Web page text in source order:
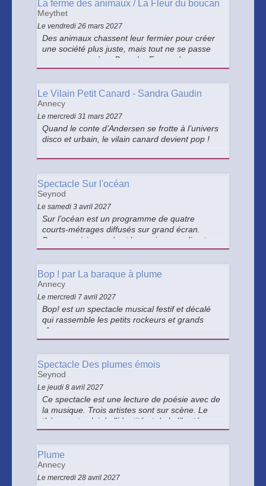
La ferme des animaux / La Fleur du boucan
Meythet
Le vendredi 26 mars 2027
Des animaux chassent leur fermier pour créer
une société plus juste, mais tout ne se passe
pas comme prévu. Dans La Ferme des
Animaux, deux comédiens racontent avec
dérives.
Le Vilain Petit Canard - Sandra Gaudin
Annecy
Le mercredi 31 mars 2027
Quand le conte d’Andersen se frotte à l’univers
disco et urbain, le vilain canard devient pop !
Spectacle Sur l'océan
Seynod
Le samedi 3 avril 2027
Sur l’océan est un programme de quatre
courts-métrages diffusés sur grand écran.
Deux musiciens créent la musique en direct sur
les images. Le thème est l’océan.
Bop ! par La baraque à plume
Annecy
Le mercredi 7 avril 2027
Bop! est un spectacle musical festif et décalé
qui rassemble les petits rockeurs et grands
rêveurs.
Spectacle Des plumes émois
Seynod
Le jeudi 8 avril 2027
Ce spectacle est une lecture de poésie avec de
la musique. Trois artistes sont sur scène. Le
thème est celui de l’identité et de la liberté.
Plume
Annecy
Le mercredi 28 avril 2027